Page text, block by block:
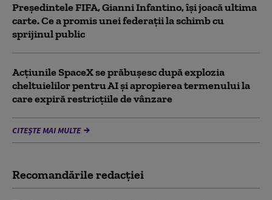
Președintele FIFA, Gianni Infantino, îşi joacă ultima
carte. Ce a promis unei federații la schimb cu
sprijinul public
Acţiunile SpaceX se prăbuşesc după explozia
cheltuielilor pentru AI şi apropierea termenului la
care expiră restricţiile de vânzare
CITEȘTE MAI MULTE
Recomandările redacţiei